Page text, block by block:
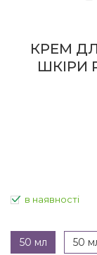
КРЕМ
ШКІРИ
в наявності
50 мл 50